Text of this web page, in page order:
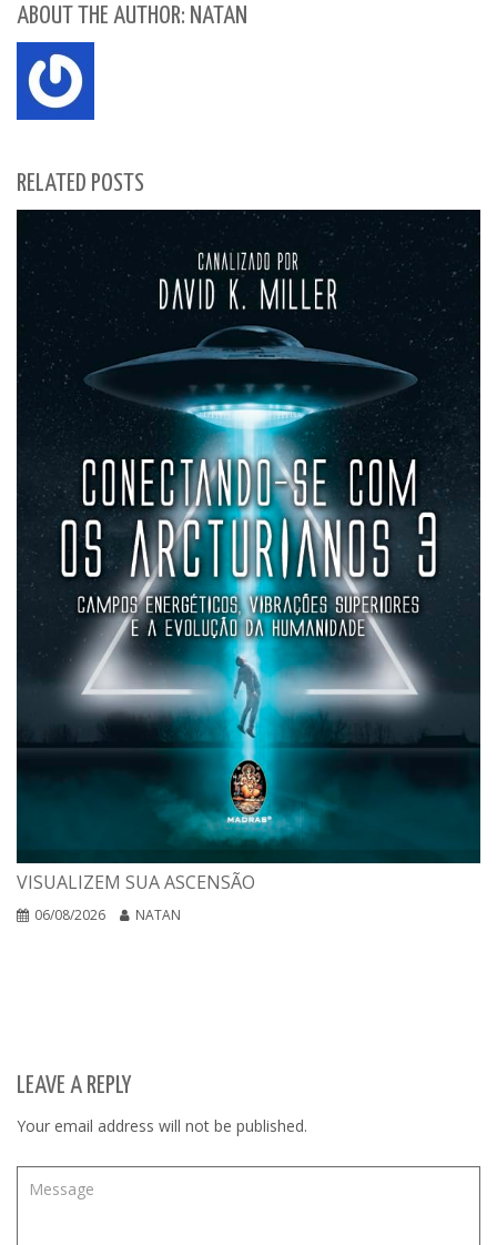
ABOUT THE AUTHOR: NATAN
RELATED POSTS
VISUALIZEM SUA ASCENSÃO
06/08/2026 NATAN
LEAVE A REPLY
Your email address will not be published.